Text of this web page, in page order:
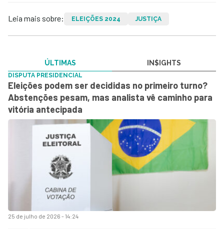
Leia mais sobre: ELEIÇÕES 2024 JUSTIÇA
ÚLTIMAS IN$IGHTS
25 de julho de 2026 - 14:24
DISPUTA PRESIDENCIAL
Eleições podem ser decididas no primeiro turno?
Abstenções pesam, mas analista vê caminho para
vitória antecipada